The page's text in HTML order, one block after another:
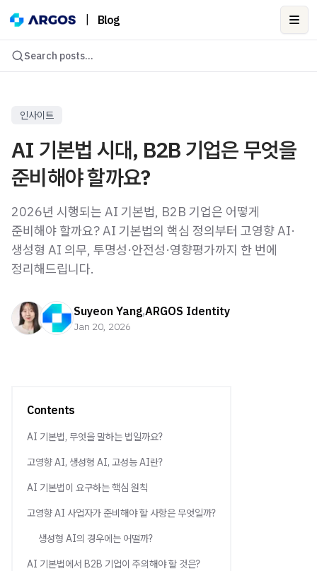
Blog
Search posts...
인사이트
AI 기본법 시대, B2B 기업은 무엇을
준비해야 할까요?
2026년 시행되는 AI 기본법, B2B 기업은 어떻게
준비해야 할까요? AI 기본법의 핵심 정의부터 고영향 AI·
생성형 AI 의무, 투명성·안전성·영향평가까지 한 번에
정리해드립니다.
Suyeon Yang,ARGOS Identity
Jan 20, 2026
Contents
AI 기본법, 무엇을 말하는 법일까요?
고영향 AI, 생성형 AI, 고성능 AI란?
AI 기본법이 요구하는 핵심 원칙
고영향 AI 사업자가 준비해야 할 사항은 무엇일까?
생성형 AI의 경우에는 어떨까?
AI 기본법에서 B2B 기업이 주의해야 할 것은?